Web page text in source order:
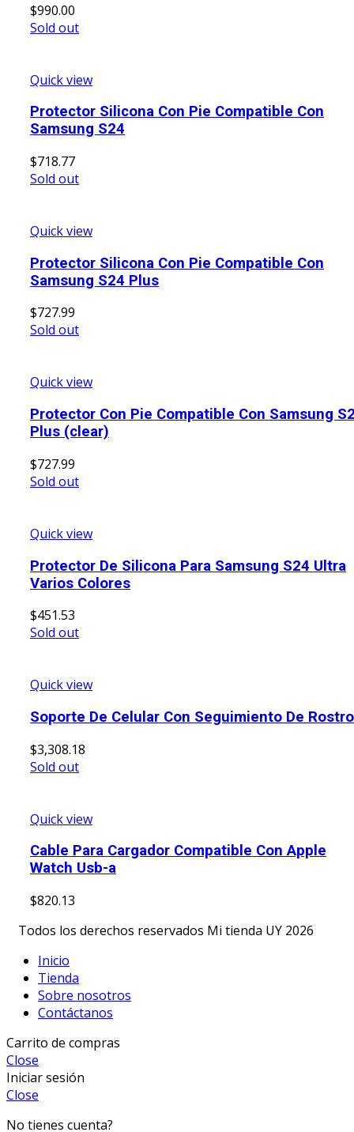
$990.00
Sold out
Quick view
Protector Silicona Con Pie Compatible Con
Samsung S24
$718.77
Sold out
Quick view
Protector Silicona Con Pie Compatible Con
Samsung S24 Plus
$727.99
Sold out
Quick view
Protector Con Pie Compatible Con Samsung
Plus (clear)
$727.99
Sold out
Quick view
Protector De Silicona Para Samsung S24 Ultra
Varios Colores
$451.53
Sold out
Quick view
Soporte De Celular Con Seguimiento De Rostro
$3,308.18
Sold out
Quick view
Cable Para Cargador Compatible Con Apple
Watch Usb-a
$820.13
Todos los derechos reservados Mi tienda UY 2026
Inicio
Tienda
Sobre nosotros
Contáctanos
Carrito de compras
Close
Iniciar sesión
Close
No tienes cuenta?